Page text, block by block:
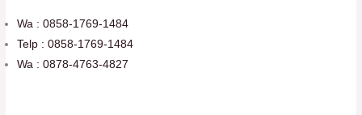
Wa : 0858-1769-1484
Telp : 0858-1769-1484
Wa : 0878-4763-4827